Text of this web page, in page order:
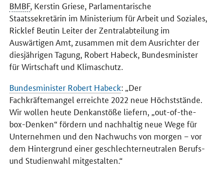
BMBF, Kerstin Griese, Parlamentarische
Staatssekretärin im Ministerium für Arbeit und Soziales,
Ricklef Beutin Leiter der Zentralabteilung im
Auswärtigen Amt, zusammen mit dem Ausrichter der
diesjährigen Tagung, Robert Habeck, Bundesminister
für Wirtschaft und Klimaschutz.
Bundesminister Robert Habeck: „Der
Fachkräftemangel erreichte 2022 neue Höchststände.
Wir wollen heute Denkanstöße liefern, „out-of-the-
box-Denken“ fördern und nachhaltig neue Wege für
Unternehmen und den Nachwuchs von morgen – vor
dem Hintergrund einer geschlechterneutralen Berufs-
und Studienwahl mitgestalten.“